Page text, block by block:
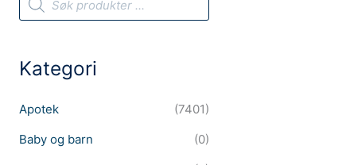
o
t
s
e
a
c
h
Kategori
Apotek
(7401)
Baby og barn
(0)